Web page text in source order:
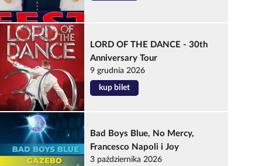
LORD OF THE DANCE - 30th
Anniversary Tour
9 grudnia 2026
kup bilet
Bad Boys Blue, No Mercy,
Francesco Napoli i Joy
3 października 2026